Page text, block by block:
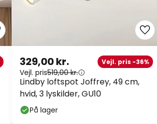
Lindby loftspot Joffrey, 49 cm,
hvid, 3 lyskilder, GU10
329,00 kr. Vejl. pris -36%
Vejl. pris519,00 kr.
På lager